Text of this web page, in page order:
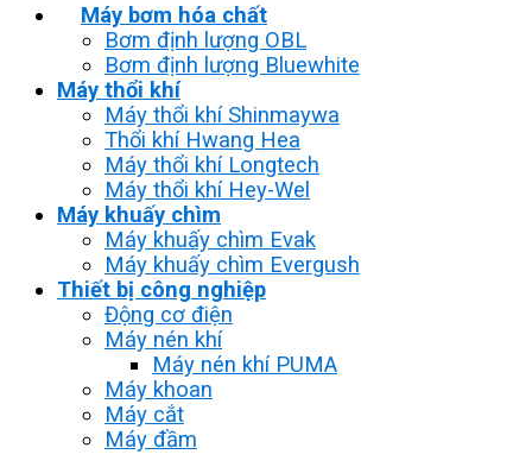
Máy bơm hóa chất
Bơm định lượng OBL
Bơm định lượng Bluewhite
Máy thổi khí
Máy thổi khí Shinmaywa
Thổi khí Hwang Hea
Máy thổi khí Longtech
Máy thổi khí Hey-Wel
Máy khuấy chìm
Máy khuấy chìm Evak
Máy khuấy chìm Evergush
Thiết bị công nghiệp
Động cơ điện
Máy nén khí
Máy nén khí PUMA
Máy khoan
Máy cắt
Máy đầm